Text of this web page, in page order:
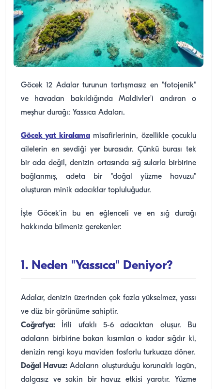
Göcek 12 Adalar turunun tartışmasız en "fotojenik"
ve havadan bakıldığında Maldivler'i andıran o
meşhur durağı: Yassıca Adaları.
Göcek yat kiralamamisafirlerinin, özellikle çocuklu
ailelerin en sevdiği yer burasıdır. Çünkü burası tek
bir ada değil, denizin ortasında sığ sularla birbirine
bağlanmış, adeta bir "doğal yüzme havuzu"
oluşturan minik adacıklar topluluğudur.
İşte Göcek'in bu en eğlenceli ve en sığ durağı
hakkında bilmeniz gerekenler:
1. Neden "Yassıca" Deniyor?
Adalar, denizin üzerinden çok fazla yükselmez, yassı
ve düz bir görünüme sahiptir.
Coğrafya: İrili ufaklı 5-6 adacıktan oluşur. Bu
adaların birbirine bakan kısımları o kadar sığdır ki,
denizin rengi koyu maviden fosforlu turkuaza döner.
Doğal Havuz: Adaların oluşturduğu korunaklı lagün,
dalgasız ve sakin bir havuz etkisi yaratır. Yüzme